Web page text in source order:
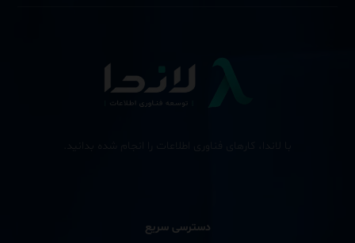
با لاندا، کارهای فناوری اطلاعات را انجام شده بدانید.
دسترسی سریع